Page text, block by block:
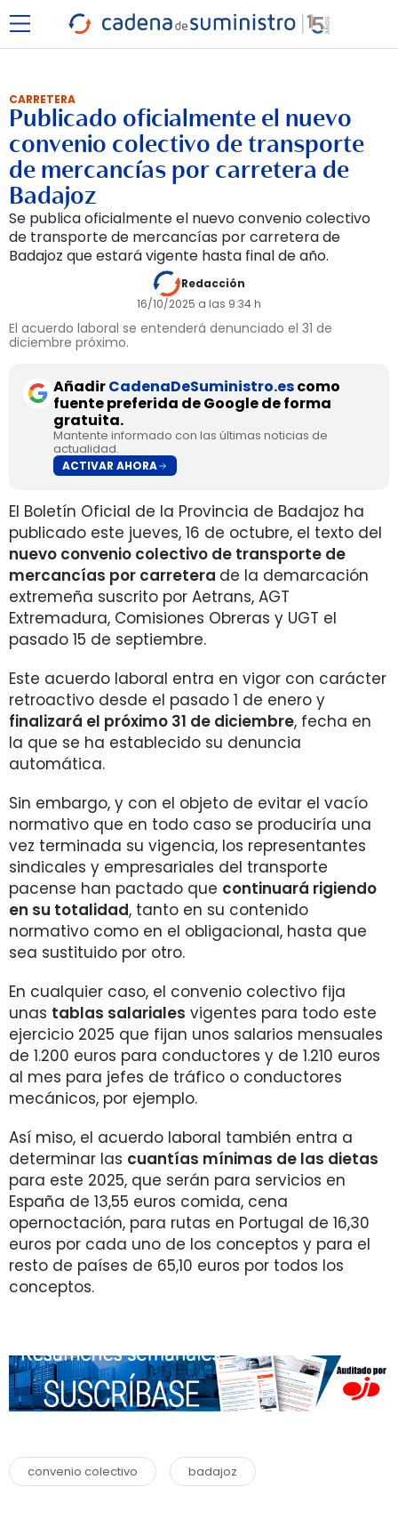
CARRETERA
Publicado oficialmente el nuevo
convenio colectivo de transporte
de mercancías por carretera de
Badajoz
Se publica oficialmente el nuevo convenio colectivo
de transporte de mercancías por carretera de
Badajoz que estará vigente hasta final de año.
Redacción
16/10/2025 a las 9:34 h
El acuerdo laboral se entenderá denunciado el 31 de
diciembre próximo.
AñadirCadenaDeSuministro.escomo
fuente preferida de Google de forma
gratuita.
Mantente informado con las últimas noticias de
actualidad.
ACTIVAR AHORA
El Boletín Oficial de la Provincia de Badajoz ha
publicado este jueves, 16 de octubre, el texto del
nuevo convenio colectivo de transporte de
mercancías por carretera de la demarcación
extremeña suscrito por Aetrans, AGT
Extremadura, Comisiones Obreras y UGT el
pasado 15 de septiembre.
Este acuerdo laboral entra en vigor con carácter
retroactivo desde el pasado 1 de enero y
finalizará el próximo 31 de diciembre, fecha en
la que se ha establecido su denuncia
automática.
Sin embargo, y con el objeto de evitar el vacío
normativo que en todo caso se produciría una
vez terminada su vigencia, los representantes
sindicales y empresariales del transporte
pacense han pactado que continuará rigiendo
en su totalidad, tanto en su contenido
normativo como en el obligacional, hasta que
sea sustituido por otro.
En cualquier caso, el convenio colectivo fija
unas tablas salariales vigentes para todo este
ejercicio 2025 que fijan unos salarios mensuales
de 1.200 euros para conductores y de 1.210 euros
al mes para jefes de tráfico o conductores
mecánicos, por ejemplo.
Así miso, el acuerdo laboral también entra a
determinar las cuantías mínimas de las dietas
para este 2025, que serán para servicios en
España de 13,55 euros comida, cena
opernoctación, para rutas en Portugal de 16,30
euros por cada uno de los conceptos y para el
resto de países de 65,10 euros por todos los
conceptos.
convenio colectivo badajoz